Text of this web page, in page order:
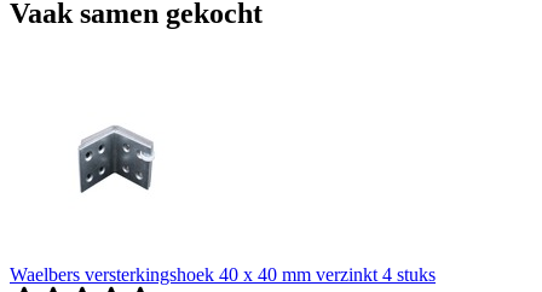
Vaak samen gekocht
Waelbers versterkingshoek 40 x 40 mm verzinkt 4 stuks